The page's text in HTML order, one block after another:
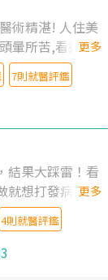
術精湛! 人住美
暈所苦,看遍名醫
西醫打針,中醫
,後來連吃到嗎
壓症狀,沒多久就
活品質. 台灣親
頸頭症候群專
新聞跟網路評價
醫師診治. 杜主
害,第一次乾針
別好睡,經過幾次
,杜主任除了打針
姿勢跟好好做運
更多
7則就醫評鑑
結果大踩雷！看
就想打發病人，
還被陰陽怪氣嘲
症，變得自負
竟連檢查都懶
避雷吧！
更多
4則就醫評鑑